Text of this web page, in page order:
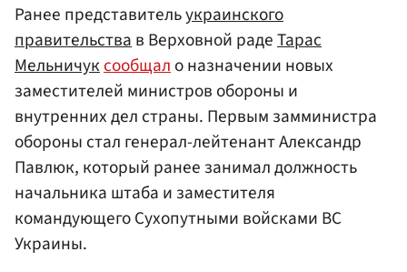
Ранее представительукраинского
правительствав Верховной радеТарас
Мельничуксообщало назначении новых
заместителей министров обороны и
внутренних дел страны. Первым замминистра
обороны стал генерал-лейтенант Александр
Павлюк, который ранее занимал должность
начальника штаба и заместителя
командующего Сухопутными войсками ВС
Украины.